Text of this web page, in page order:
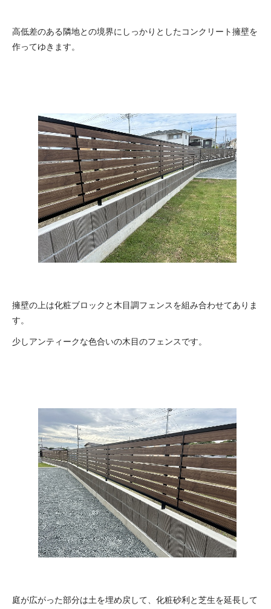
高低差のある隣地との境界にしっかりとしたコンクリート擁壁を
作ってゆきます。
擁壁の上は化粧ブロックと木目調フェンスを組み合わせてありま
す。
少しアンティークな色合いの木目のフェンスです。
庭が広がった部分は土を埋め戻して、化粧砂利と芝生を延長して